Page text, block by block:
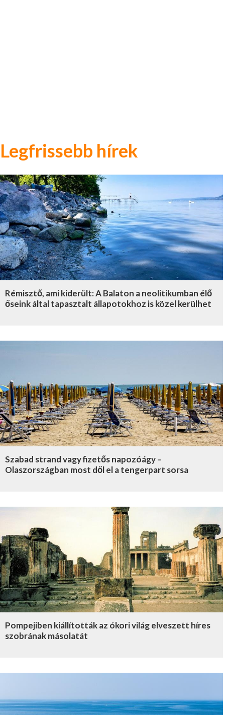
Legfrissebb hírek
Rémisztő, ami kiderült: A Balaton a neolitikumban élő
őseink által tapasztalt állapotokhoz is közel kerülhet
Szabad strand vagy fizetős napozóágy –
Olaszországban most dől el a tengerpart sorsa
Pompejiben kiállították az ókori világ elveszett híres
szobrának másolatát